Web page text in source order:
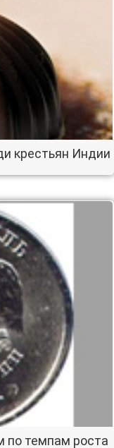
крестьян Индии
по темпам роста